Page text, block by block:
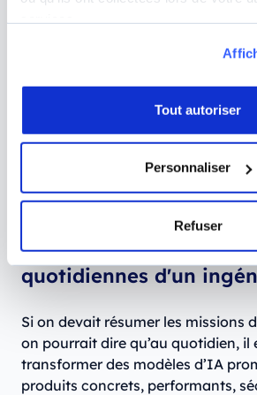
Tout autoriser
Personnaliser
Refuser
Quelles sont les
quotidiennes d'un
Si on devait résumer les missions
on pourrait dire qu’au quotidien, il
transformer des modèles d’IA
produits concrets, performants,